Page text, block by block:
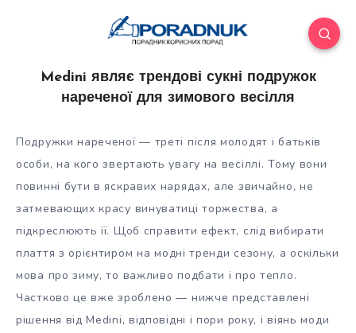
Medini являє трендові сукні подружок
нареченої для зимового весілля
Подружки нареченої — треті після молодят і батьків
особи, на кого звертають увагу на весіллі. Тому вони
повинні бути в яскравих нарядах, але звичайно, не
затмевающих красу винуватиці торжества, а
підкреслюють її. Щоб справити ефект, слід вибирати
плаття з орієнтиром намодні тренди сезону, а оскільки
мова про зиму, то важливо подбати і про тепло.
Частково це вже зроблено — нижче представлені
рішення від Medini, відповідні і пори року, і віянь моди